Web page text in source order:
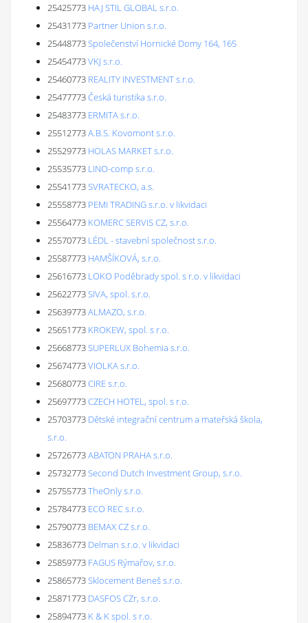
25425773 HAJ STIL GLOBAL s.r.o.
25431773 Partner Union s.r.o.
25448773Společenství Hornické Domy 164, 165
25454773VKJ s.r.o.
25460773 REALITY INVESTMENT s.r.o.
25477773Česká turistika s.r.o.
25483773 ERMITA s.r.o.
25512773A.B.S. Kovomont s.r.o.
25529773 HOLAS MARKET s.r.o.
25535773 LINO-comp s.r.o.
25541773SVRATECKO, a.s.
25558773 PEMI TRADING s.r.o. v likvidaci
25564773 KOMERC SERVIS CZ, s.r.o.
25570773 LÉDL - stavební společnost s.r.o.
25587773 HAMŠÍKOVÁ, s.r.o.
25616773 LOKO Poděbrady spol. s r.o. v likvidaci
25622773SIVA, spol. s.r.o.
25639773ALMAZO, s.r.o.
25651773 KROKEW, spol. s r.o.
25668773SUPERLUX Bohemia s.r.o.
25674773VIOLKA s.r.o.
25680773CIRE s.r.o.
25697773CZECH HOTEL, spol. s r.o.
25703773 Dětské integrační centrum a mateřská škola,
s.r.o.
25726773ABATON PRAHA s.r.o.
25732773Second Dutch Investment Group, s.r.o.
25755773TheOnly s.r.o.
25784773 ECO REC s.r.o.
25790773 BEMAX CZ s.r.o.
25836773 Delman s.r.o. v likvidaci
25859773 FAGUS Rýmařov, s.r.o.
25865773Sklocement Beneš s.r.o.
25871773 DASFOS CZr, s.r.o.
25894773 K & K spol. s r.o.